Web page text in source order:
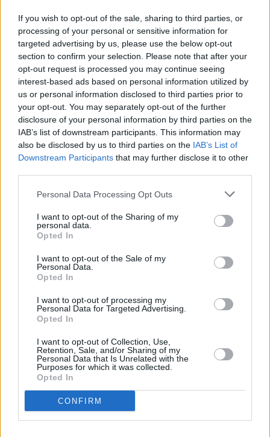
If you wish to opt-out of the sale, sharing to third parties, or
processing of your personal or sensitive information for
targeted advertising by us, please use the below opt-out
section to confirm your selection. Please note that after your
opt-out request is processed you may continue seeing
interest-based ads based on personal information utilized by
us or personal information disclosed to third parties prior to
your opt-out. You may separately opt-out of the further
disclosure of your personal information by third parties on the
IAB’s list of downstream participants. This information may
also be disclosed by us to third parties on the IAB’s List of
Downstream Participants that may further disclose it to other
Personal Data Processing Opt Outs
I want to opt-out of the Sharing of my
personal data.
Opted In
I want to opt-out of the Sale of my
Personal Data.
Opted In
I want to opt-out of processing my
Personal Data for Targeted Advertising.
Opted In
I want to opt-out of Collection, Use,
Retention, Sale, and/or Sharing of my
Personal Data that Is Unrelated with the
Purposes for which it was collected.
Opted In
CONFIRM
Personen
Schauspieler:
Rolle
Ice Cube
Darius Stone
Samuel L.
Jackson
Augustus Gibbons
Willem Dafoe
George Deckert
Scott Speedman Agent Kyle Steele
Peter Strauss
Sanford
Xzibit
Zeke
Michael Roof
Agent Toby Lee
Shavers
Sunny Mabrey
Charlie
Nona M. Gaye
Lola
Scott Michael
Morgan
Farmhand
Ned Schmidtke
Gen. Jack Pettibone
Barry Sigismondi Bull
Schuster Vance
Secret Service
Agent
J. Anthony Brown
Gina St. John
Field Reporter
Jenna Sakata
Chris Johnson
Paul
Ramon De
Agent Meadows
Drehbuch: Simon Kinberg
Kostüme: Sanja Milkovic Hays
Kamera: David Tattersall
9 weitere Sendetermine